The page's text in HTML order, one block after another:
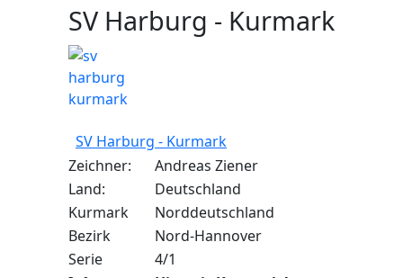
SV Harburg - Kurmark
SV Harburg - Kurmark
Zeichner:
Andreas Ziener
Land:
Deutschland
Kurmark
Norddeutschland
Bezirk
Nord-Hannover
Serie
4/1